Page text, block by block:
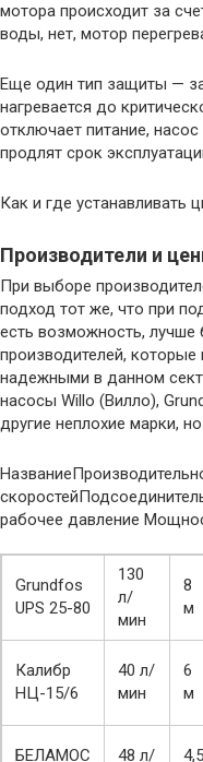
мотора происходит за
воды, нет, мотор
Еще один тип защиты —
нагревается до
отключает питание,
продлят срок
Как и где устанавливать
Производители и
При выборе
подход тот же, что при
есть возможность, лучше
производителей,
надежными в данном
насосы Willo (Вилло),
другие неплохие марки,
рабочее давление
Grundfos
UPS 25-80
130
л/
мин
8
м
Калибр
НЦ-15/6
40 л/
мин
6
м
БЕЛАМОС 48 л/ 4,5